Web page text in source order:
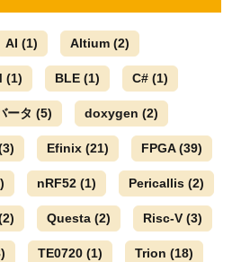
AI (1) Altium (2)
(1) BLE (1) C# (1)
ータ (5) doxygen (2)
Efinix (21) FPGA(39)
nRF52 (1) Pericallis (2)
Questa (2) Risc-V (3)
TE0720 (1) Trion (18)